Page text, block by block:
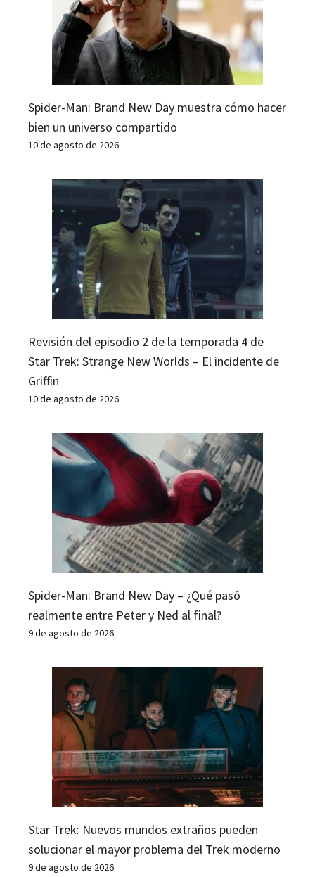
Spider-Man: Brand New Day muestra cómo hacer
bien un universo compartido
10 de agosto de 2026
Revisión del episodio 2 de la temporada 4 de
Star Trek: Strange New Worlds – El incidente de
Griffin
10 de agosto de 2026
Spider-Man: Brand New Day – ¿Qué pasó
realmente entre Peter y Ned al final?
9 de agosto de 2026
Star Trek: Nuevos mundos extraños pueden
solucionar el mayor problema del Trek moderno
9 de agosto de 2026